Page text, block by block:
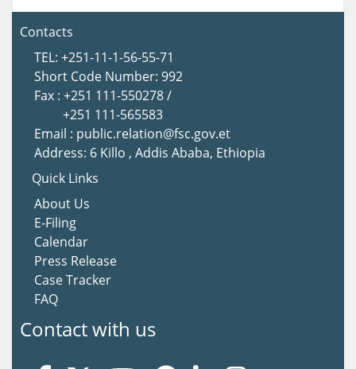
Contacts
TEL: +251-11-1-56-55-71
Short Code Number: 992
Fax : +251 111-550278 /
+251 111-565583
Email : public.relation@fsc.gov.et
Address: 6 Killo , Addis Ababa, Ethiopia
Quick Links
About Us
E-Filing
Calendar
Press Release
Case Tracker
FAQ
Contact with us